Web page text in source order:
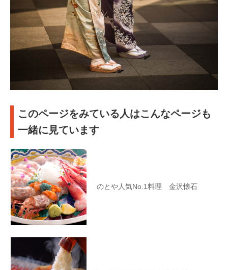
このページをみている人はこんなページも
一緒に見ています
のとや人気No.1料理 金沢懐石